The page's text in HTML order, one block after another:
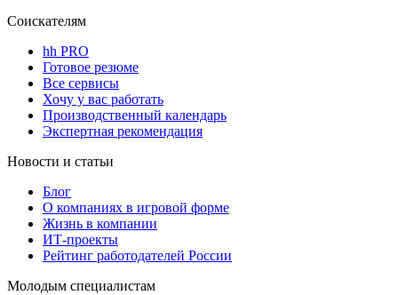
Соискателям
hh PRO
Готовое резюме
Все сервисы
Хочу у вас работать
Производственный календарь
Экспертная рекомендация
Новости и статьи
Блог
О компаниях в игровой форме
Жизнь в компании
ИТ-проекты
Рейтинг работодателей России
Молодым специалистам